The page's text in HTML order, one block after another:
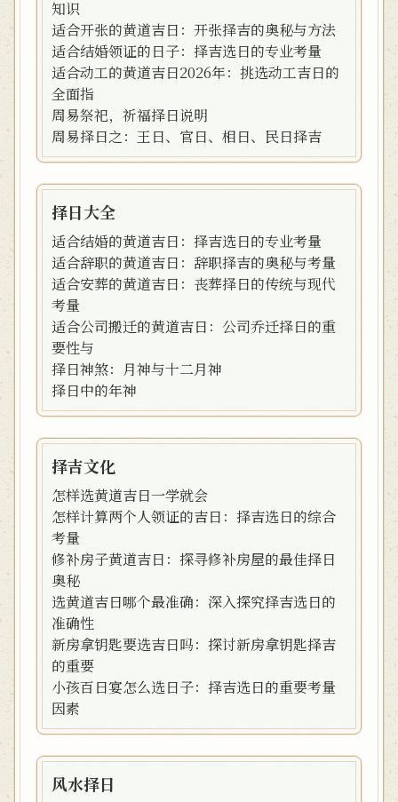
知识
适合开张的黄道吉日：开张择吉的奥秘与方法
适合结婚领证的日子：择吉选日的专业考量
适合动工的黄道吉日2026年：挑选动工吉日的
全面指
周易祭祀，祈福择日说明
周易择日之：王日、官日、相日、民日择吉
择日大全
适合结婚的黄道吉日：择吉选日的专业考量
适合辞职的黄道吉日：辞职择吉的奥秘与考量
适合安葬的黄道吉日：丧葬择日的传统与现代
考量
适合公司搬迁的黄道吉日：公司乔迁择日的重
要性与
择日神煞：月神与十二月神
择日中的年神
择吉文化
怎样选黄道吉日一学就会
怎样计算两个人领证的吉日：择吉选日的综合
考量
修补房子黄道吉日：探寻修补房屋的最佳择日
奥秘
选黄道吉日哪个最准确：深入探究择吉选日的
准确性
新房拿钥匙要选吉日吗：探讨新房拿钥匙择吉
的重要
小孩百日宴怎么选日子：择吉选日的重要考量
因素
风水择日